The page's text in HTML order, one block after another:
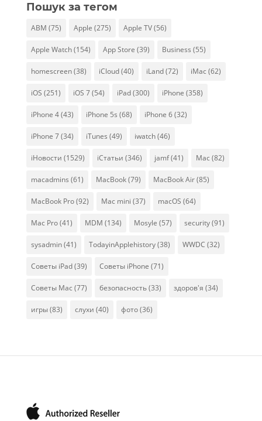
Пошук за тегом
ABM (75) Apple (275) Apple TV(56)
Apple Watch(154) App Store (39) Business (55)
homescreen(38) iCloud(40) iLand(72) iMac (62)
iOS (251) iOS 7(54) iPad(300) iPhone (358)
iPhone 4(43) iPhone 5s (68) iPhone 6(32)
iPhone 7(34) iTunes (49) iwatch(46)
iНовости (1529) iСтатьи (346) jamf(41) Mac (82)
macadmins (61) MacBook(79) MacBook Air(85)
MacBook Pro(92) Mac mini (37) macOS (64)
Mac Pro(41) MDM (134) Mosyle (57) security(91)
sysadmin(41) TodayinApplehistory(38) WWDC (32)
Советы iPad(39) Советы iPhone (71)
Советы Mac (77) безопасность(33) здоров'я (34)
игры(83) слухи (40) фото(36)